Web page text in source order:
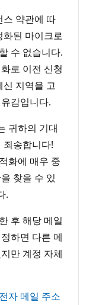
스 약관에 따
화된 마이크로
수 없습니다.
로 이전 신청
지역을 고
감입니다.
귀하의 기대
죄송합니다!
화에 매우 중
찾을 수 있
.
후 해당 메일
하면 다른 메
만 계정 자체
자 메일 주소